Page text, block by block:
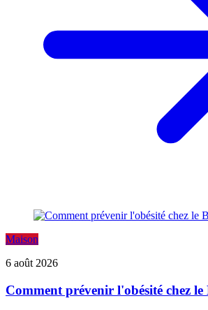
Maison
6 août 2026
Comment prévenir l'obésité chez